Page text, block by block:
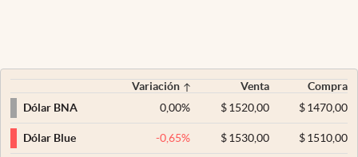
Variación Venta
Compra
Dólar BNA
0,00% $ 1520,00 $1470,00
Dólar Blue -0,65% $ 1530,00 $1510,00